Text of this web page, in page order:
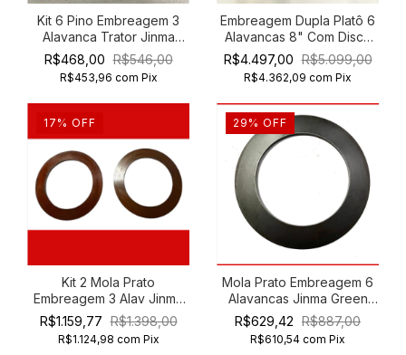
Kit 6 Pino Embreagem 3
Alavanca Trator Jinma
Green Horse 254
R$468,00 R$546,00
R$453,96 com Pix
Embreagem Dupla Platô 6
Alavancas 8" Com Disco
Principal 254
R$4.497,00 R$5.099,00
R$4.362,09 com Pix
17 % OFF
Kit 2 Mola Prato
Embreagem 3 Alav Jinma
Green Horse 204 254
R$1.159,77 R$1.398,00
R$1.124,98 com Pix
29 % OFF
Mola Prato Embreagem 6
Alavancas Jinma Green
Horse Foton 254
R$629,42 R$887,00
R$610,54 com Pix